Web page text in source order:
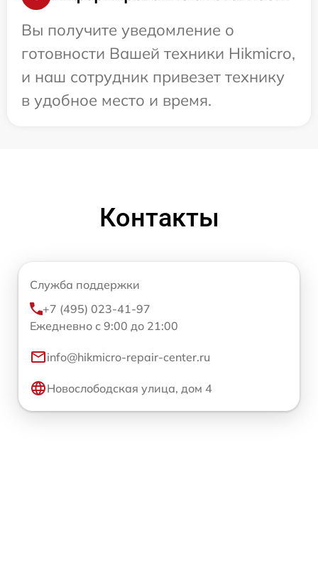
Вы получите уведомление о
готовности Вашей техники Hikmicro,
и наш сотрудник привезет технику
в удобное место и время.
Контакты
Служба поддержки
+7 (495) 023-41-97
Ежедневно с 9:00 до 21:00
info@hikmicro-repair-center.ru
Новослободская улица, дом 4